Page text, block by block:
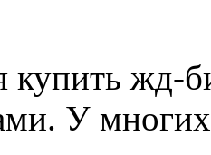
купить жд-
У